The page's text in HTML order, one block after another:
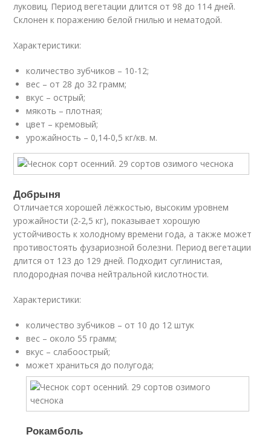
луковиц. Период вегетации длится от 98 до 114 дней.
Склонен к поражению белой гнилью и нематодой.
Характеристики:
количество зубчиков – 10-12;
вес – от 28 до 32 грамм;
вкус – острый;
мякоть – плотная;
цвет – кремовый;
урожайность – 0,14-0,5 кг/кв. м.
Добрыня
Отличается хорошей лёжкостью, высоким уровнем
урожайности (2-2,5 кг), показывает хорошую
устойчивость к холодному времени года, а также может
противостоять фузариозной болезни. Период вегетации
длится от 123 до 129 дней. Подходит суглинистая,
плодородная почва нейтральной кислотности.
Характеристики:
количество зубчиков – от 10 до 12 штук
вес – около 55 грамм;
вкус – слабоострый;
может храниться до полугода;
Рокамболь